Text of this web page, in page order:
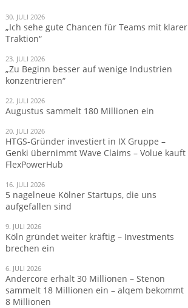
30. JULI 2026
„Ich sehe gute Chancen für Teams mit klarer
Traktion“
23. JULI 2026
„Zu Beginn besser auf wenige Industrien
konzentrieren“
22. JULI 2026
Augustus sammelt 180 Millionen ein
20. JULI 2026
HTGS-Gründer investiert in IX Gruppe –
Genki übernimmt Wave Claims – Volue kauft
FlexPowerHub
16. JULI 2026
5 nagelneue Kölner Startups, die uns
aufgefallen sind
9. JULI 2026
Köln gründet weiter kräftig – Investments
brechen ein
6. JULI 2026
Andercore erhält 30 Millionen – Stenon
sammelt 18 Millionen ein – alqem bekommt
8 Millionen